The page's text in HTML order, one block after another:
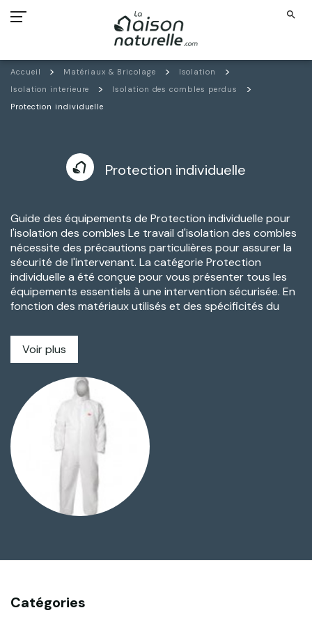
search
Accueil Matériaux & Bricolage
Isolation
Isolation interieure
Isolation des combles perdus
Protection individuelle
Protection individuelle
Guide des équipements de Protection individuelle pour
l'isolation des combles Le travail d'isolation des combles
nécessite des précautions particulières pour assurer la
sécurité de l'intervenant. La catégorie Protection
individuelle a été conçue pour vous présenter tous les
équipements essentiels à une intervention sécurisée. En
fonction des matériaux utilisés et des spécificités du
pour garantir une protection optimale.
Combinaisons de protection
Les combinaisons de protection sont indispensables lors
des travaux d'isolation. Elles préviennent des risques
d'irritations cutanées, des poussières et garantissent
une protection complète du corps. Faciles à enfiler, elles
sont conçues pour offrir confort et sécurité, même
pendant de longues heures de travail.
Masques protecteurs
La pose d'isolants, particulièrement en vrac, peut libérer
des particules fines dans l'air. Les masques protecteurs
Conseils pour bien choisir son masque
Voir plus
Catégories